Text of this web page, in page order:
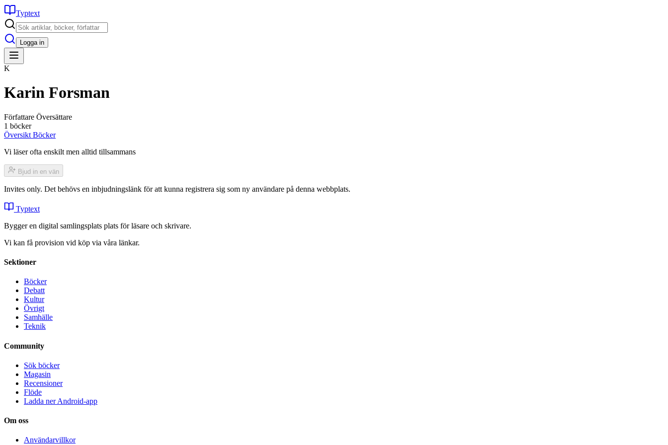
Typtext
Logga in
K
Karin Forsman
Författare Översättare
1 böcker
Översikt Böcker
Vi läser ofta enskilt men alltid tillsammans
Bjud in en vän
Invites only. Det behövs en inbjudningslänk för att kunna registrera sig som ny användare på denna webbplats.
Typtext
Bygger en digital samlingsplats plats för läsare och skrivare.
Vi kan få provision vid köp via våra länkar.
Sektioner
Böcker
Debatt
Kultur
Övrigt
Samhälle
Teknik
Community
Sök böcker
Magasin
Recensioner
Flöde
Ladda ner Android-app
Om oss
Användarvillkor